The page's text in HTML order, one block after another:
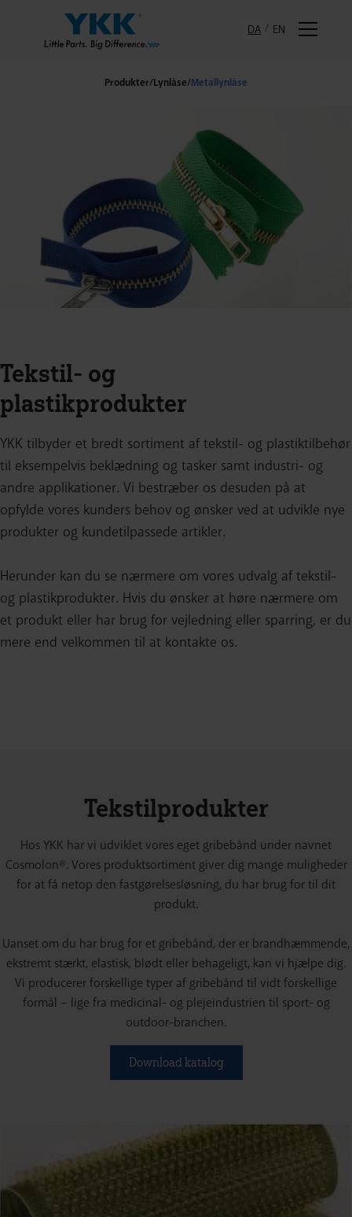
DA EN
Produkter/Lynlåse/Metallynlåse
Tekstil- og
plastikprodukter
YKK tilbyder et bredt sortiment af tekstil- og plastiktilbehør
til eksempelvis beklædning og tasker samt industri- og
andre applikationer. Vi bestræber os desuden på at
opfylde vores kunders behov og ønsker ved at udvikle nye
produkter og kundetilpassede artikler.
Herunder kan du se nærmere om vores udvalg af tekstil-
og plastikprodukter. Hvis du ønsker at høre nærmere om
et produkt eller har brug for vejledning eller sparring, er du
mere end velkommen til at kontakte os.
Tekstilprodukter
Hos YKK har vi udviklet vores eget gribebånd under navnet
Cosmolon®. Vores produktsortiment giver dig mange muligheder
for at få netop den fastgørelsesløsning, du har brug for til dit
produkt.
Uanset om du har brug for et gribebånd, der er brandhæmmende,
ekstremt stærkt, elastisk, blødt eller behageligt, kan vi hjælpe dig.
Vi producerer forskellige typer af gribebånd til vidt forskellige
formål – lige fra medicinal- og plejeindustrien til sport- og
outdoor-branchen.
Download katalog